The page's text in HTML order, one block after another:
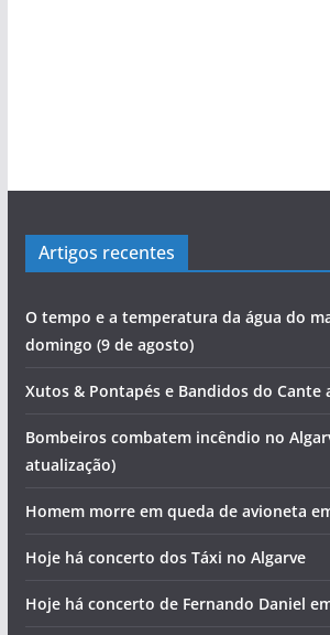
Artigos recentes
O tempo e a temperatura da água do
domingo (9 de agosto)
Xutos & Pontapés e Bandidos do Cante
Bombeiros combatem incêndio no
atualização)
Homem morre em queda de avioneta
Hoje há concerto dos Táxi no Algarve
Hoje há concerto de Fernando Daniel